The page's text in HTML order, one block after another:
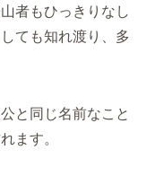
者もひっきりなし
ても知れ渡り、多
と同じ名前なこと
ます。